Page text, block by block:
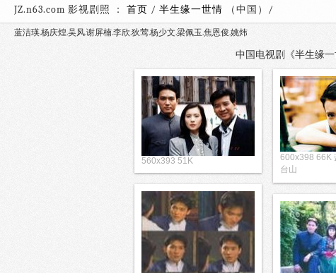
JZ.n63.com 影视剧照 ： 首页 / 半生缘一世情 （中国）/
蓝洁瑛.杨庆煌.吴风.谢屏楠.李欣.狄莺.杨少文.梁佩玉.焦恩俊.姚炜
中国电视剧《半生缘
560x393 51K
600x398 66K
台山